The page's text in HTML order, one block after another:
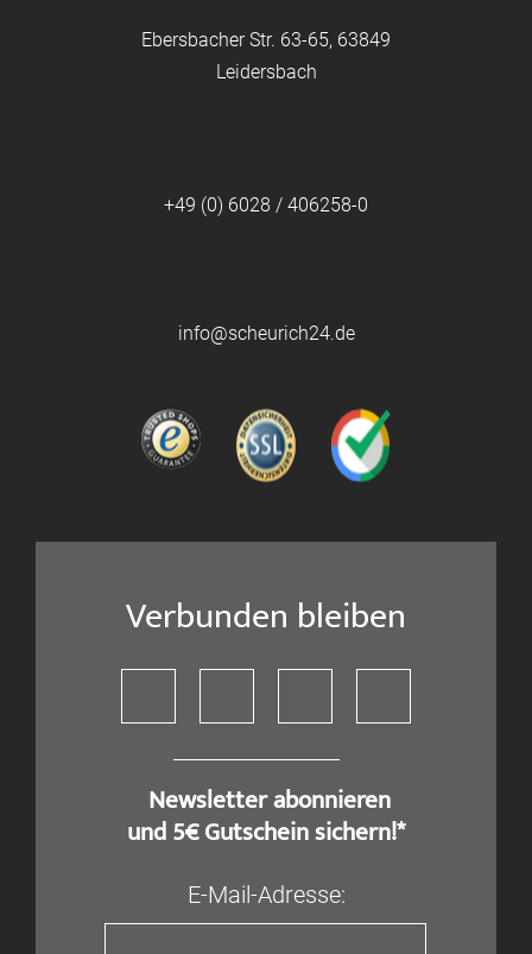
Ebersbacher Str. 63-65, 63849
Leidersbach
+49 (0) 6028 / 406258-0
info@scheurich24.de
Verbunden bleiben
​ Newsletter abonnieren
und 5€ Gutschein sichern!*
E-Mail-Adresse: